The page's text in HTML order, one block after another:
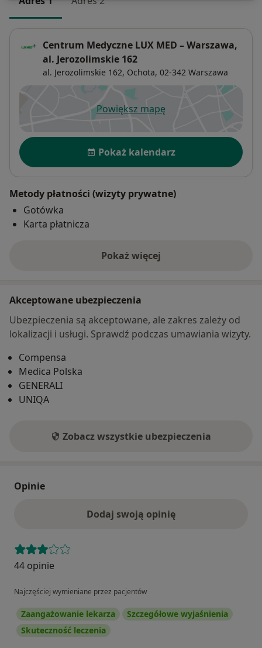
Centrum Medyczne LUX MED – Warszawa,
al. Jerozolimskie 162
al. Jerozolimskie 162, Ochota, 02-342 Warszawa
Powiększ mapęotwiera się w nowej karcie
Dostępność
Pokaż kalendarz
Metody płatności (wizyty prywatne)
Gotówka
Karta płatnicza
Pokaż więcej
o adresie
Akceptowane ubezpieczenia
Ubezpieczenia są akceptowane, ale zakres zależy od
lokalizacji i usługi. Sprawdź podczas umawiania wizyty.
Compensa
Medica Polska
GENERALI
UNIQA
Zobacz wszystkie ubezpieczenia
Opinie
Dodaj swoją opinię
44 opinie
Najczęściej wymieniane przez pacjentów
Zaangażowanie lekarza
Szczegółowe wyjaśnienia
Skuteczność leczenia